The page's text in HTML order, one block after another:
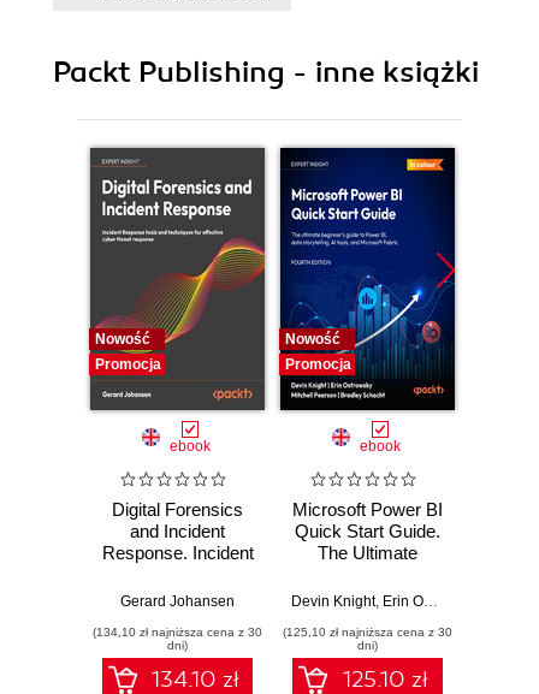
8. Testing Responsive Visualizations
Packt Publishing - inne książki
Nowość
Promocja
ebook
Digital Forensics
and Incident
Response. Incident
and techniques for
threat response -
Fourth Edition
Gerard Johansen
(134,10 zł najniższa cena z 30
dni)
134.10 zł
Nowość
Promocja
ebook
Microsoft Power BI
Quick Start Guide.
The Ultimate
to Power BI, Data
Tools, and
Microsoft Fabric -
Fourth Edition
Devin Knight, Erin Ostrowsky
(125,10 zł najniższa cena z 30
dni)
125.10 zł